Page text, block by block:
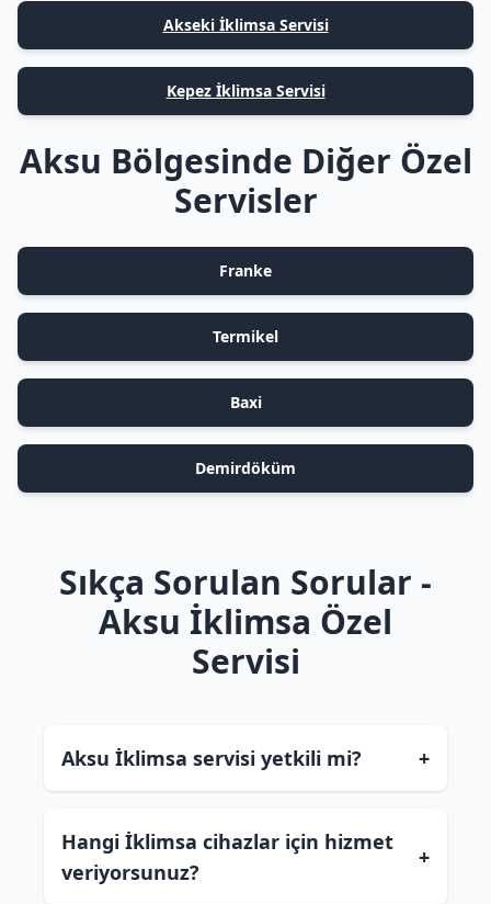
Akseki İklimsa Servisi
Kepez İklimsa Servisi
Aksu Bölgesinde Diğer Özel
Servisler
Franke
Termikel
Baxi
Demirdöküm
Sıkça Sorulan Sorular -
Aksu İklimsa Özel
Servisi
Aksu İklimsa servisi yetkili mi? +
Hangi İklimsa cihazlar için hizmet
veriyorsunuz?
+